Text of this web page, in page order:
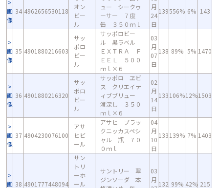
画
像
34 4962656530118
オン
ビー
ル
ュー シークヮ
ーサー ７度
缶 ３５０ｍｌ
月
24
日
139556% 6% 143
画
像
35 4901880216603
サッ
ポロ
ビー
ル
サッポロビー
ル 黒ラベル
ＥＸＴＲＡ Ｆ
ＥＥＬ ５００
ｍｌ×６
03
月
07
日
138 89% 5% 1470
画
像
36 4901880216320
サッ
ポロ
ビー
ル
サッポロ ヱビ
ス クリエイテ
ィブブリュー
澄深し ３５０
ｍｌ×６
02
月
14
日
133106%12%1503
画
像
37 4904230076100
アサ
ヒビ
ール
アサヒ ブラッ
クニッカスペシ
ャル 瓶 ７０
０ｍｌ
04
月
10
日
133139% 7% 1403
画 38 4901777448094
サン
トリ
ーホ
ール
サントリー 翠
ジンソーダ 本
03
月
132 99% 42% 215